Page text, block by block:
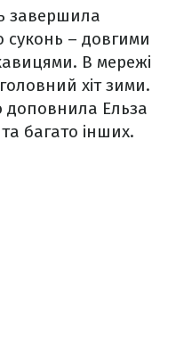
завершила
суконь – довгими
В мережі
хіт зими.
Ельза
багато інших.